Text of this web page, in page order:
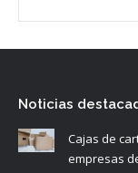
Noticias
Cajas de
empresas